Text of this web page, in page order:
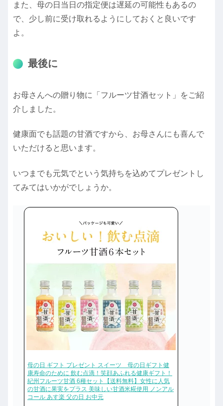
また、母の日当日の指定便は遅延の可能性もあるの
で、少し前に受け取れるようにしておくと良いです
よ。
最後に
お母さんへの贈り物に「フルーツ甘酒セット」をご紹
介しました。
健康面でも話題の甘酒ですから、お母さんにも喜んで
いただけると思います。
いつまでも元気でという気持ちを込めてプレゼントし
てみてはいかがでしょうか。
母の日 ギフト プレゼント スイーツ 母の日ギフト健
康寿命のために 飲む点滴！笑顔あふれる健康ギフト！
紀州フルーツ甘酒 6種セット【送料無料】女性に人気
の甘酒に果実をプラス 美味しい甘酒米糀使用 ノンアル
コール あす楽 父の日 お中元